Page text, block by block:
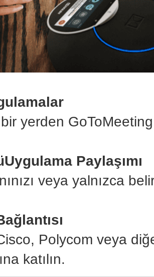
yerden
Paylaşımı
veya yalnızca
Polycom veya
katılın.